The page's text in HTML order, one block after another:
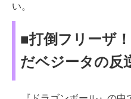
い。
■打倒フリーザ
だベジータの反